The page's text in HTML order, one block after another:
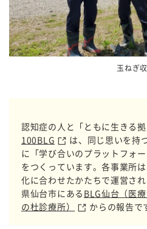
玉ねぎ
認知症の人と「ともに生きる
100BLG
は、同じ思いを持
に「学び合いのプラットフォ
をつくっています。各事業所
化に合わせたかたちで運営さ
県仙台市にある BLG仙台（医
の杜診療所）
からの報告で